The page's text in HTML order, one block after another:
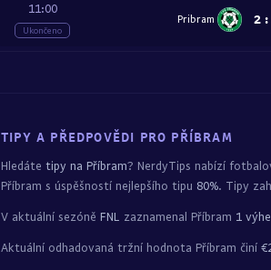
11:00
Ukončeno
Pribram 2 :
TIPY A PŘEDPOVĚDI PRO PŘÍBRAM
Hledáte tipy na Příbram? NerdyTips nabízí
Příbram s úspěšností nejlepšího tipu 80%. Tipy
V aktuální sezóně FNL zaznamenal Příbram 1
Aktuální odhadovaná tržní hodnota Příbram činí